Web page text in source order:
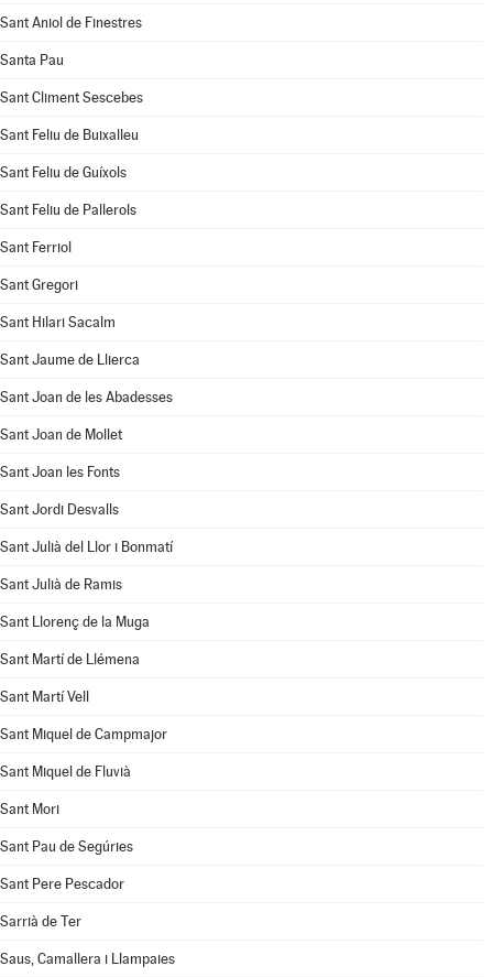
Sant Aniol de Finestres
Santa Pau
Sant Climent Sescebes
Sant Feliu de Buixalleu
Sant Feliu de Guíxols
Sant Feliu de Pallerols
Sant Ferriol
Sant Gregori
Sant Hilari Sacalm
Sant Jaume de Llierca
Sant Joan de les Abadesses
Sant Joan de Mollet
Sant Joan les Fonts
Sant Jordi Desvalls
Sant Julià del Llor i Bonmatí
Sant Julià de Ramis
Sant Llorenç de la Muga
Sant Martí de Llémena
Sant Martí Vell
Sant Miquel de Campmajor
Sant Miquel de Fluvià
Sant Mori
Sant Pau de Segúries
Sant Pere Pescador
Sarrià de Ter
Saus, Camallera i Llampaies